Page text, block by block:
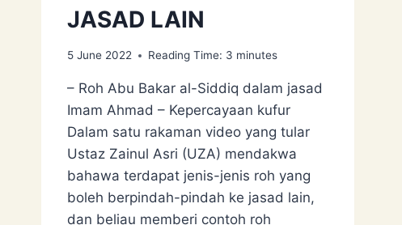
JASAD LAIN
5 June 2022 Reading Time: 3 minutes
– Roh Abu Bakar al-Siddiq dalam jasad
Imam Ahmad – Kepercayaan kufur
Dalam satu rakaman video yang tular
Ustaz Zainul Asri (UZA) mendakwa
bahawa terdapat jenis-jenis roh yang
boleh berpindah-pindah ke jasad lain,
dan beliau memberi contoh roh